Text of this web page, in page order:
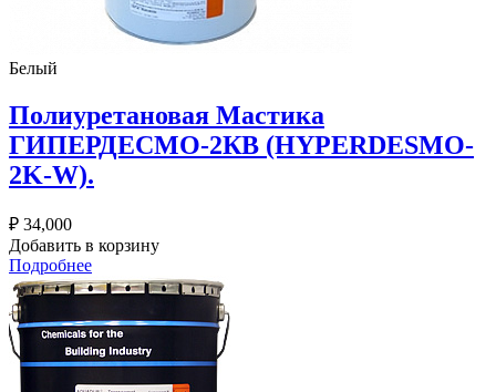
Белый
Полиуретановая Мастика
ГИПЕРДЕСМО-2КВ (HYPERDESMO-
2K-W).
₽ 34,000
Добавить в корзину
Подробнее